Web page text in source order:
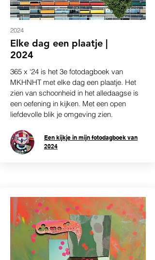
2024
Elke dag een plaatje |
2024
365 x ‘24 is het 3e fotodagboek van
MKHNHT met elke dag een plaatje. Het
zien van schoonheid in het alledaagse is
een oefening in kijken. Met een open
liefdevolle blik je omgeving zien.
Een kijkje in mijn fotodagboek van
2024